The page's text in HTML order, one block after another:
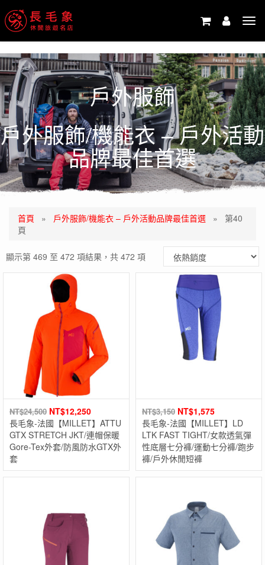
戶外服飾
戶外服飾/機能衣 – 戶外活動
品牌最佳首選
首頁 » 戶外服飾/機能衣 – 戶外活動品牌最佳首選 » 第40
頁
顯示第 469 至 472 項結果，共 472 項
NT$24,500 NT$12,250
長毛象-法國【MILLET】ATTU
GTX STRETCH JKT/連帽保暖
Gore-Tex外套/防風防水GTX外
套
NT$3,150 NT$1,575
長毛象-法國【MILLET】LD
LTK FAST TIGHT/女款透氣彈
性底層七分褲/運動七分褲/跑步
褲/戶外休閒短褲